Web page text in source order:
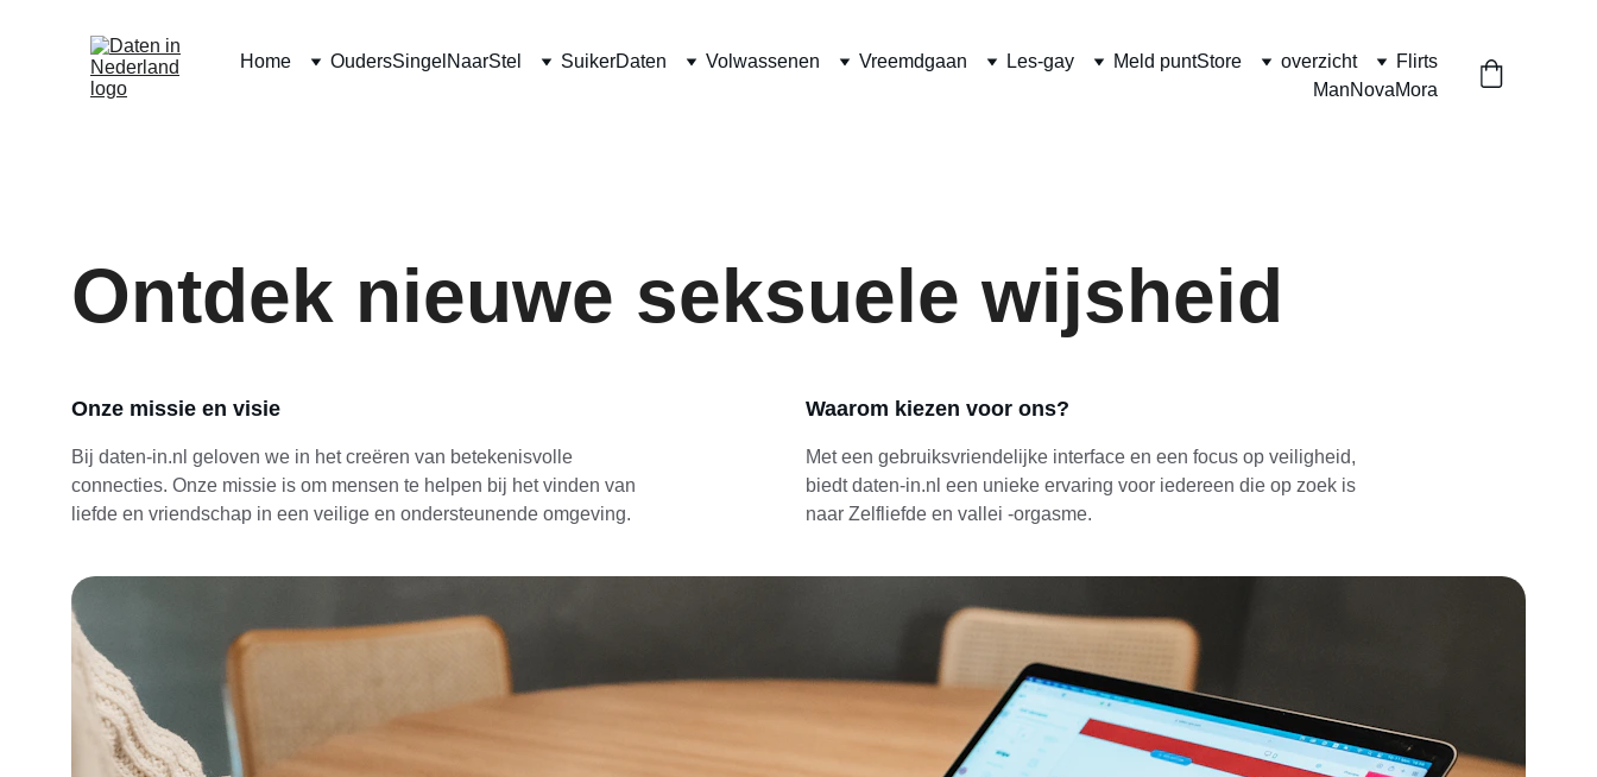
Home OudersSingelNaarStel SuikerDaten Volwassenen Vreemdgaan Les-gay Meld puntStore overzicht
Flirts
ManNovaMora
Ontdek nieuwe seksuele wijsheid
Bij daten-in.nl geloven we in het creëren van betekenisvolle
connecties. Onze missie is om mensen te helpen bij het vinden van
liefde en vriendschap in een veilige en ondersteunende omgeving.
Onze missie en visie Waarom kiezen voor ons?
Met een gebruiksvriendelijke interface en een focus op veiligheid,
biedt daten-in.nl een unieke ervaring voor iedereen die op zoek is
naar Zelfliefde en vallei -orgasme.